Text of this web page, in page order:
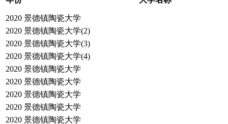
2020 景德镇陶瓷大学
2020 景德镇陶瓷大学(2)
2020 景德镇陶瓷大学(3)
2020 景德镇陶瓷大学(4)
2020 景德镇陶瓷大学
2020 景德镇陶瓷大学
2020 景德镇陶瓷大学
2020 景德镇陶瓷大学
2020 景德镇陶瓷大学